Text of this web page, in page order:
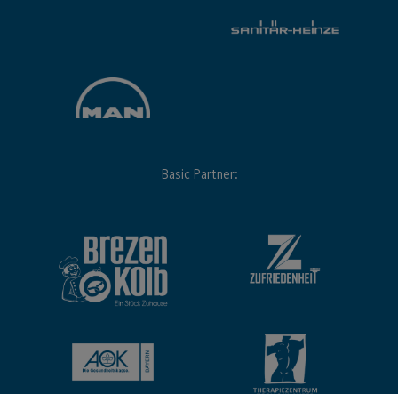
Basic Partner: